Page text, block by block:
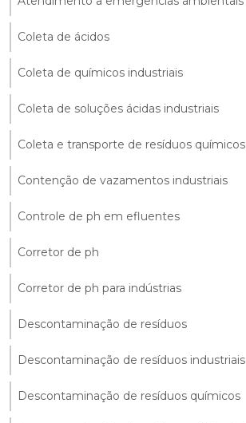
Coleta de ácidos
Coleta de químicos industriais
Coleta de soluções ácidas industriais
Coleta e transporte de resíduos químicos
Contenção de vazamentos industriais
Controle de ph em efluentes
Corretor de ph
Corretor de ph para indústrias
Descontaminação de resíduos
Descontaminação de resíduos industriais
Descontaminação de resíduos químicos